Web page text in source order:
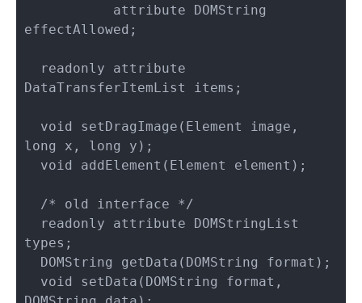
effectAllowed;
DataTransferItemList items;
long x, long y);
types;